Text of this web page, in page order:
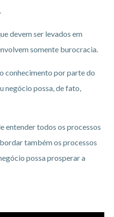
devem ser levados em
somente burocracia.
conhecimento por parte do
negócio possa, de fato,
entender todos os processos
também os processos
possa prosperar a